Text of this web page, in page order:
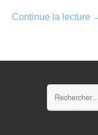
Continue la lecture